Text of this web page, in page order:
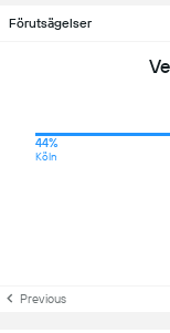
Förutsägelser
44%
Köln
Previous